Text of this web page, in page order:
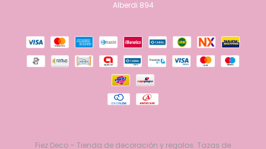
Alberdi 894
Fiez Deco – Tienda de decoración y regalos. Tazas de